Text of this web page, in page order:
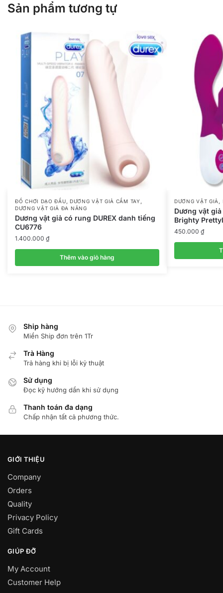
Sản phẩm tương tự
ĐỒ CHƠI DẠO ĐẦU, DƯƠNG VẬT GIẢ CẦM TAY ,
DƯƠNG VẬT GIẢ ĐA NĂNG
Dương vật giả có rung DUREX danh tiếng
CU6776
1.400.000 ₫
Thêm vào giỏ hàng
DƯƠNG VẬT GIẢ ,
Dương vật
Brighty
450.000 ₫
Ship hàng
Miển Ship đơn trên 1Tr
Trà Hàng
Trả hàng khi bị lỗi kỷ thuật
Sử dụng
Đọc kỹ hướng dẩn khi sử dụng
Thanh toán đa dạng
Chấp nhận tất cả phương thức.
GIỚI THIỆU
Company
Orders
Quality
Privacy Policy
Gift Cards
GIÚP ĐỠ
My Account
Customer Help